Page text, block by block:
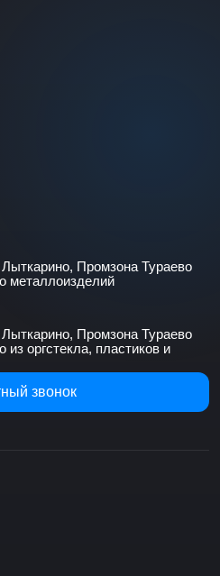
Лыткарино, Промзона Тураево
металлоизделий
Лыткарино, Промзона Тураево
из оргстекла, пластиков и
звонок